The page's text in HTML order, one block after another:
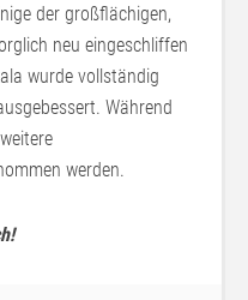
der großflächigen,
neu eingeschliffen
wurde vollständig
Während
werden.